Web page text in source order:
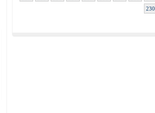
230